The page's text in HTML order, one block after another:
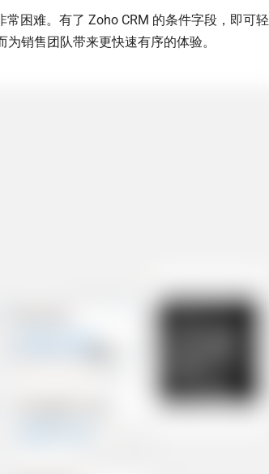
常困难。有了 Zoho CRM 的条件字段，即可轻
销售团队带来更快速有序的体验。